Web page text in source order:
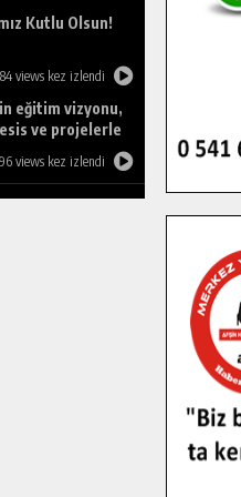
Kutlu Olsun!
views kez izlendi
eğitim vizyonu,
ve projelerle
views kez izlendi